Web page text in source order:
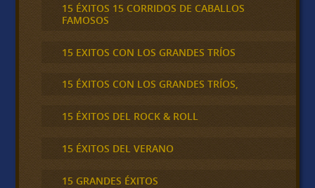
15 ÉXITOS 15 CORRIDOS DE CABALLOS
FAMOSOS
15 EXITOS CON LOS GRANDES TRÍOS
15 ÉXITOS CON LOS GRANDES TRÍOS,
15 ÉXITOS DEL ROCK & ROLL
15 ÉXITOS DEL VERANO
15 GRANDES ÉXITOS